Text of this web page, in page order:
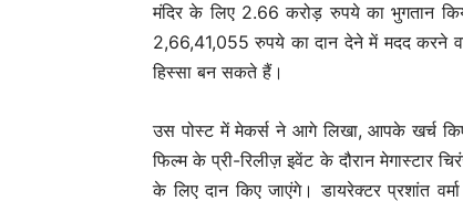
मंदिर के लिए 2.66 करोड़ रुपये का भुगतान
2,66,41,055 रुपये का दान देने में मदद करने
हिस्सा बन सकते हैं।
उस पोस्ट में मेकर्स ने आगे लिखा, आपके खर्च
फिल्म के प्री-रिलीज़ इवेंट के दौरान मेगास्टार
के लिए दान किए जाएंगे। डायरेक्टर प्रशांत